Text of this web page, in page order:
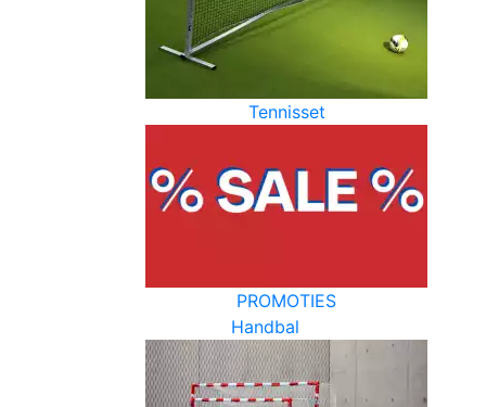
Tennisset
PROMOTIES
Handbal